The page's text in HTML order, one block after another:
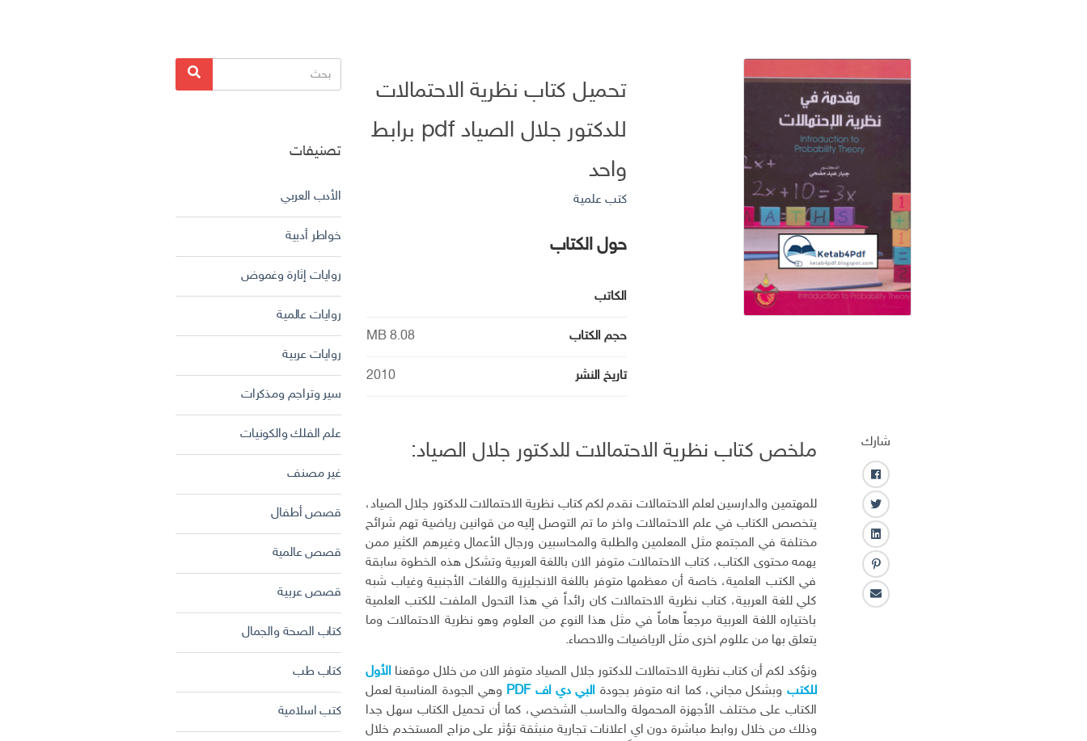
تحميل كتاب نظرية الاحتمالات
للدكتور جلال الصياد pdf برابط
واحد
كتب علمية
حول الكتاب
الكاتب
حجم الكتاب 8.08 MB
تاريخ النشر 2010
شارك
ف
ا
ي
س
ب
و
ك
ت
و
ي
ت
ر
ل
ي
ن
ك
ـ
ب
ن
تا
ملخص كتاب نظرية الاحتمالات للدكتور جلال الصياد:
للمهتمين والدارسين لعلم الاحتمالات نقدم لكم كتاب نظرية الاحتمالات للدكتور جلال الصياد،
يتخصص الكتاب في علم الاحتمالات واخر ما تم التوصل إليه من قوانين رياضية تهم شرائح
مختلفة في المجتمع مثل المعلمين والطلبة والمحاسبين ورجال الأعمال وغيرهم الكثير ممن
يهمه محتوى الكتاب، كتاب الاحتمالات متوفر الان باللغة العربية وتشكل هذه الخطوة سابقة
في الكتب العلمية، خاصة أن معظمها متوفر باللغة الانجليزية واللغات الأجنبية وغياب شبه
كلي للغة العربية، كتاب نظرية الاحتمالات كان رائداً في هذا التحول الملفت للكتب العلمية
باختياره اللغة العربية مرجعاً هاماً في مثل هذا النوع من العلوم وهو نظرية الاحتمالات وما
يتعلق بها من عللوم اخرى مثل الرياضيات والاحصاء.
ونؤكد لكم أن كتاب نظرية الاحتمالات للدكتور جلال الصياد متوفر الان من خلال موقعنا الأول
للكتب وبشكل مجاني، كما انه متوفر بجودة البي دي اف PDF
وهي الجودة المناسبة لعمل
الكتاب على مختلف الأجهزة المحمولة والحاسب الشخصي، كما أن تحميل الكتاب سهل جدا
وذلك من خلال روابط مباشرة دون اي اعلانات تجارية منبثقة تؤثر على مزاج المستخدم خلال
البحث
عن:
بحث
تصنيفات
الأدب العربي
خواطر أدبية
روايات إثارة وغموض
روايات عالمية
روايات عربية
سير وتراجم ومذكرات
علم الفلك والكونيات
غير مصنف
قصص أطفال
قصص عالمية
قصص عربية
كتاب الصحة والجمال
كتاب طب
كتب اسلامية